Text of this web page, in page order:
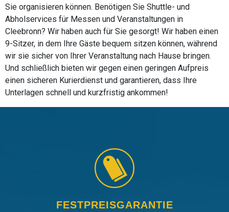
Sie organisieren können. Benötigen Sie Shuttle- und
Abholservices für Messen und Veranstaltungen in
Cleebronn? Wir haben auch für Sie gesorgt! Wir haben einen
9-Sitzer, in dem Ihre Gäste bequem sitzen können, während
wir sie sicher von Ihrer Veranstaltung nach Hause bringen.
Und schließlich bieten wir gegen einen geringen Aufpreis
einen sicheren Kurierdienst und garantieren, dass Ihre
Unterlagen schnell und kurzfristig ankommen!
FESTPREISGARANTIE